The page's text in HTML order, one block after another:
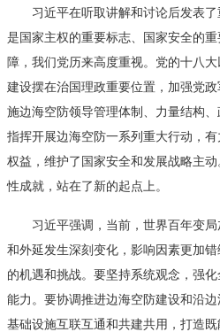
习近平在听取讲解和讨论后发表了
是国家主权的重要标志、国家安全的
障，我们党历来高度重视。党的十八
建设摆在治国理政重要位置，加强党
施边海空防领导管理体制、力量结构
指挥开展边海空防一系列重大行动，
权益，维护了国家安全和发展战略主
性成就，站在了新的起点上。
习近平强调，当前，世界百年变局
和外延发生深刻变化，影响因素更加
的机遇和挑战。要坚持系统观念，强
能力。要协调推进边海空防建设和沿
基础设施互联互通和共建共用，打造